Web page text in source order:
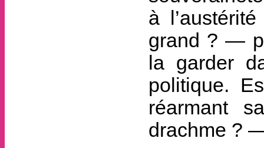
à
grand ? —
la garder
politique.
réarmant
drachme ?